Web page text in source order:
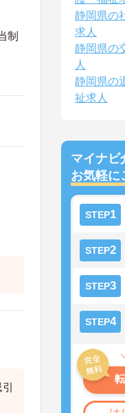
制
静岡県の
求人
静岡県の
人
静岡県の
祉求人
マイナビ
お気軽に
STEP1
STEP2
STEP3
STEP4